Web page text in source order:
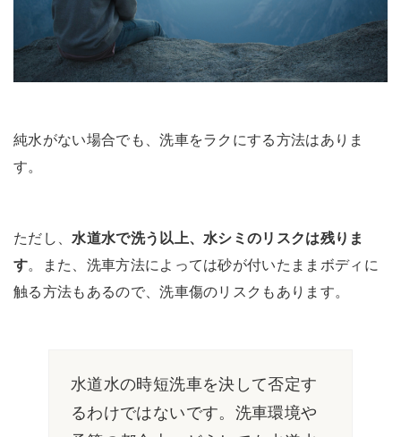
純水がない場合でも、洗車をラクにする方法はありま
す。
ただし、 水道水で洗う以上、水シミのリスクは残りま
す。また、洗車方法によっては砂が付いたままボディに
触る方法もあるので、洗車傷のリスクもあります。
水道水の時短洗車を決して否定す
るわけではないです。洗車環境や